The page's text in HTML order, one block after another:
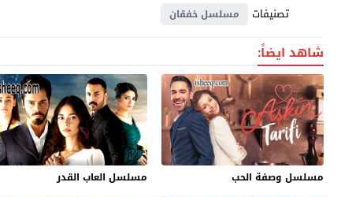
تصنيفات مسلسل خفقان
شاهد ايضاً:
مسلسل وصفة الحب مسلسل العاب القدر